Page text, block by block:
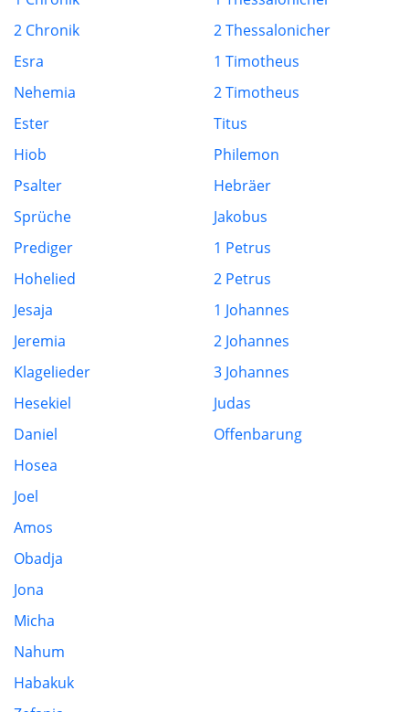
2 Chronik
Esra
Nehemia
Ester
Hiob
Psalter
Sprüche
Prediger
Hohelied
Jesaja
Jeremia
Klagelieder
Hesekiel
Daniel
Hosea
Joel
Amos
Obadja
Jona
Micha
Nahum
Habakuk
2 Thessalonicher
1 Timotheus
2 Timotheus
Titus
Philemon
Hebräer
Jakobus
1 Petrus
2 Petrus
1 Johannes
2 Johannes
3 Johannes
Judas
Offenbarung